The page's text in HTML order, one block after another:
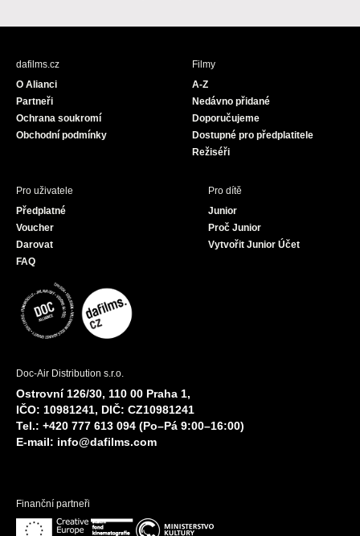
c
s
u
dafilms.cz
O Alianci
Partneři
Ochrana soukromí
Obchodní podmínky
Filmy
A-Z
Nedávno přidané
Doporučujeme
Dostupné pro předplatitele
Režiséři
Pro uživatele
Předplatné
Voucher
Darovat
FAQ
Pro dítě
Junior
Proč Junior
Vytvořit Junior Účet
Doc-Air Distribution s.r.o.
Ostrovní 126/30, 110 00 Praha 1,
IČO: 10981241, DIČ: CZ10981241
Tel.: +420 777 613 094 (Po–Pá 9:00–16:00)
E-mail: info@dafilms.com
Finanční partneři